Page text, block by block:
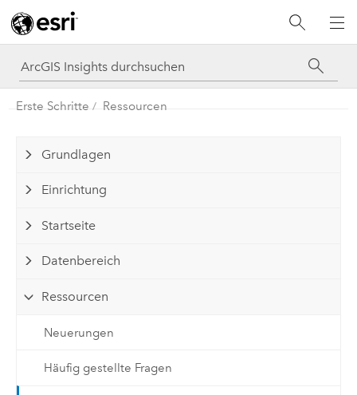
Erste Schritte Ressourcen
Grundlagen
Einrichtung
Startseite
Datenbereich
Ressourcen
Neuerungen
Häufig gestellte Fragen